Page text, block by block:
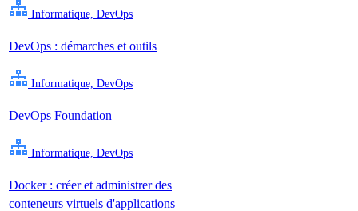
Informatique, DevOps
DevOps : démarches et outils
Informatique, DevOps
DevOps Foundation
Informatique, DevOps
Docker : créer et administrer des
conteneurs virtuels d'applications